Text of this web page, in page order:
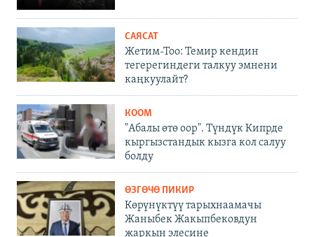
САЯСАТ
Жетим-Тоо: Темир кендин
тегерегиндеги талкуу эмнени
каңкуулайт?
КООМ
"Абалы өтө оор". Түндүк Кипрде
кыргызстандык кызга кол салуу
болду
ӨЗГӨЧӨ ПИКИР
Көрүнүктүү тарыхнаамачы
Жаныбек Жакыпбековдун
жаркын элесине